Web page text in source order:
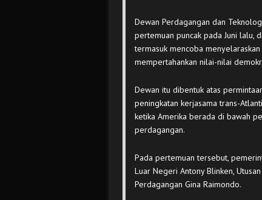
Dewan Perdagangan dan
pertemuan puncak pada Juni lalu,
termasuk mencoba
mempertahankan nilai-nilai
Dewan itu dibentuk atas
peningkatan kerjasama trans-
ketika Amerika berada di bawah
perdagangan.
Pada pertemuan tersebut,
Luar Negeri Antony Blinken,
Perdagangan Gina Raimondo.